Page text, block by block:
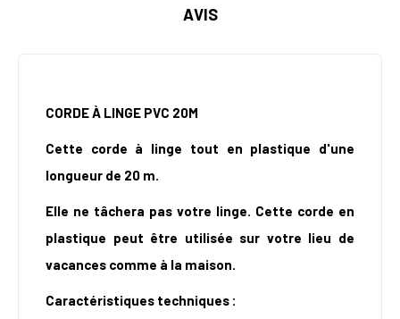
AVIS
CORDE À LINGE PVC 20M
Cette corde à linge tout en plastique d'une
longueur de 20 m.
Elle ne tâchera pas votre linge. Cette corde en
plastique peut être utilisée sur votre lieu de
vacances comme à la maison.
Caractéristiques techniques :